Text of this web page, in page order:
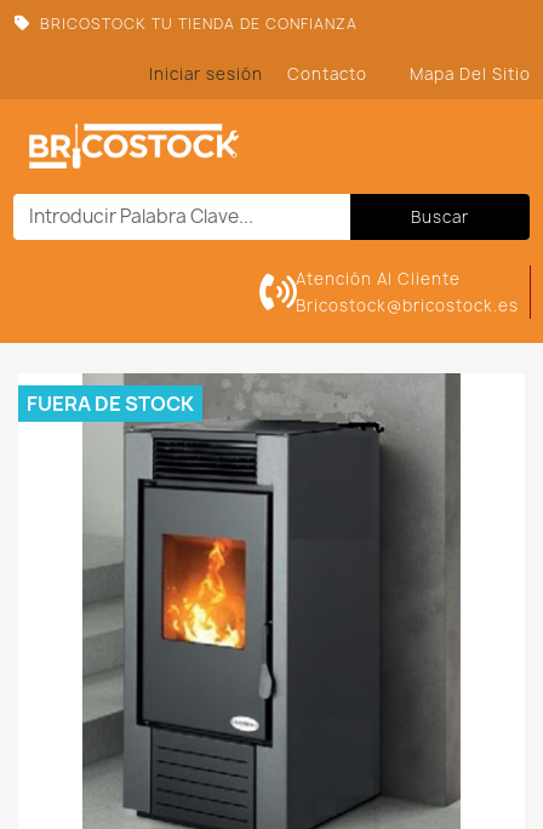
BRICOSTOCK TU TIENDA DE CONFIANZA
Iniciar sesión Contacto Mapa Del Sitio
Buscar
Atención Al Cliente
Bricostock@bricostock.es
FUERA DE STOCK